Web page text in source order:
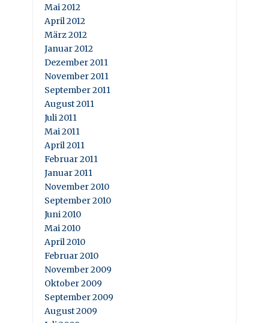
Mai 2012
April 2012
März 2012
Januar 2012
Dezember 2011
November 2011
September 2011
August 2011
Juli 2011
Mai 2011
April 2011
Februar 2011
Januar 2011
November 2010
September 2010
Juni 2010
Mai 2010
April 2010
Februar 2010
November 2009
Oktober 2009
September 2009
August 2009